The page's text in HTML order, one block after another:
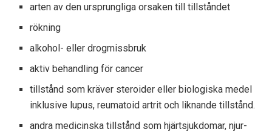
arten av den ursprungliga orsaken till tillståndet
rökning
alkohol- eller drogmissbruk
aktiv behandling för cancer
tillstånd som kräver steroider eller biologiska medel
inklusive lupus, reumatoid artrit och liknande tillstånd.
andra medicinska tillstånd som hjärtsjukdomar, njur-